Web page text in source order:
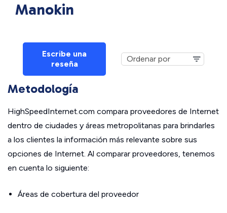
Manokin
Escribe una
reseña
Metodología
HighSpeedInternet.com compara proveedores de Internet
dentro de ciudades y áreas metropolitanas para brindarles
a los clientes la información más relevante sobre sus
opciones de Internet. Al comparar proveedores, tenemos
en cuenta lo siguiente:
Áreas de cobertura del proveedor